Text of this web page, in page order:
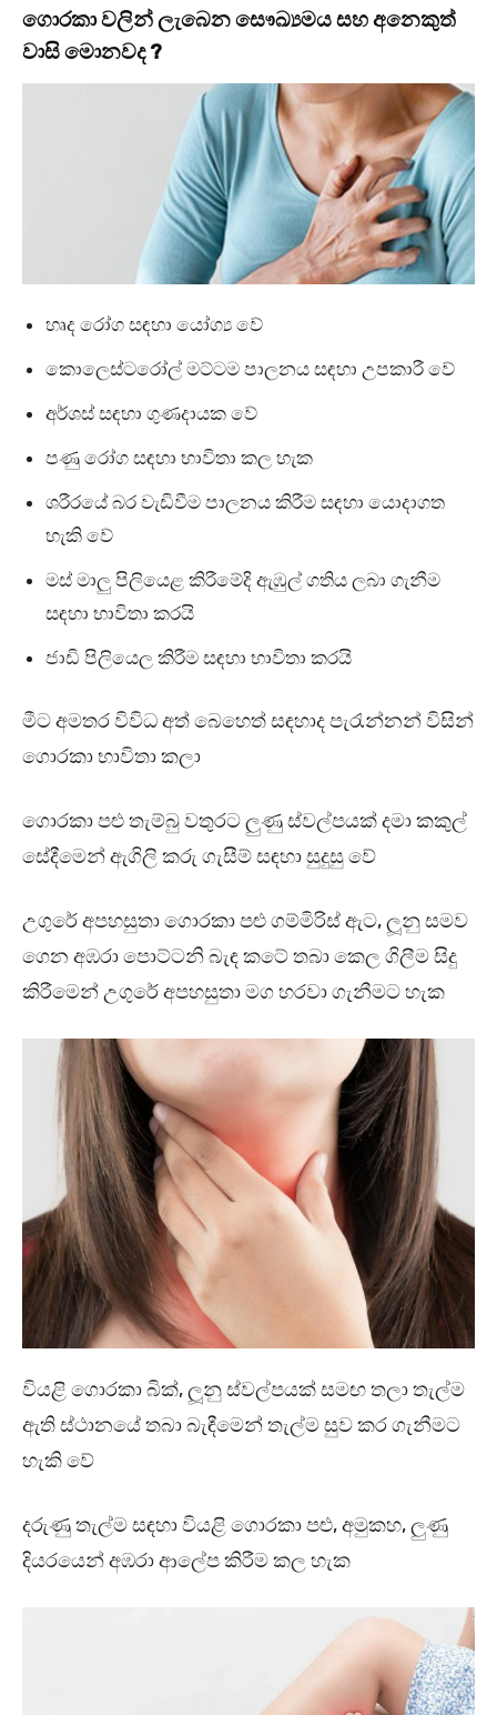
ගොරකා වලින් ලැබෙන සෞඛ්‍යමය සහ අනෙකුත්
වාසි මොනවද ?
හෘද රෝග සඳහා යෝග්‍ය වේ
කොලෙස්ටරෝල් මට්ටම පාලනය සඳහා උපකාරී වේ
අර්ශස් සඳහා ගුණදායක වේ
පණු රෝග සඳහා භාවිතා කල හැක
ශරීරයේ බර වැඩිවීම පාලනය කිරීම සඳහා යොදාගත
හැකි වේ
මස් මාලු පිලියෙළ කිරීමේදි ඇඹුල් ගතිය ලබා ගැනීම
සඳහා භාවිතා කරයි
ජාඩි පිලියෙල කිරීම සඳහා භාවිතා කරයි
මීට අමතර විවිධ අත් බෙහෙත් සඳහාද පැරැන්නන් විසින්
ගොරකා භාවිතා කලා
ගොරකා පළු තැම්බු වතුරට ලුණු ස්වල්පයක් දමා කකුල්
සේදීමෙන් ඇගිලි කරු ගැසීම් සඳහා සුදුසු වේ
උගුරේ අපහසුතා ගොරකා පළු ගම්මිරිස් ඇට, ලූනු සමව
ගෙන අඹරා පොට්ටනි බැඳ කටේ තබා කෙල ගිලීම සිදු
කිරීමෙන් උගුරේ අපහසුතා මග හරවා ගැනීමට හැක
වියළි ගොරකා බික්, ලූනු ස්වල්පයක් සමඟ තලා තැල්ම
ඇති ස්ථානයේ තබා බැඳීමෙන් තැල්ම සුව කර ගැනීමට
හැකි වේ
දරුණු තැල්ම සඳහා වියළි ගොරකා පළු, අමුකහ, ලුණු
දියරයෙන් අඹරා ආලේප කිරීම කල හැක